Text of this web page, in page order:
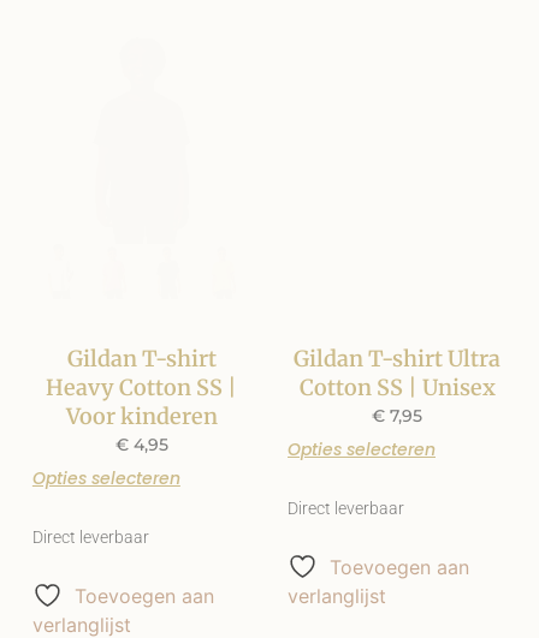
Gildan T-shirt
Heavy Cotton SS |
Voor kinderen
€4,95
Opties selecteren
Direct leverbaar
Toevoegen aan
verlanglijst
Gildan T-shirt Ultra
Cotton SS | Unisex
€ 7,95
Opties selecteren
Direct leverbaar
Toevoegen aan
verlanglijst